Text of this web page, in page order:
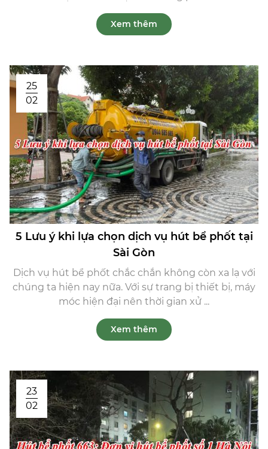
Xem thêm
25
02
5 Lưu ý khi lựa chọn dịch vụ hút bể phốt tại
Sài Gòn
Dịch vụ hút bể phốt chắc chắn không còn xa lạ với
chúng ta hiện nay nữa. Với sự trang bị thiết bị, máy
móc hiện đại nên thời gian xử ...
Xem thêm
23
02